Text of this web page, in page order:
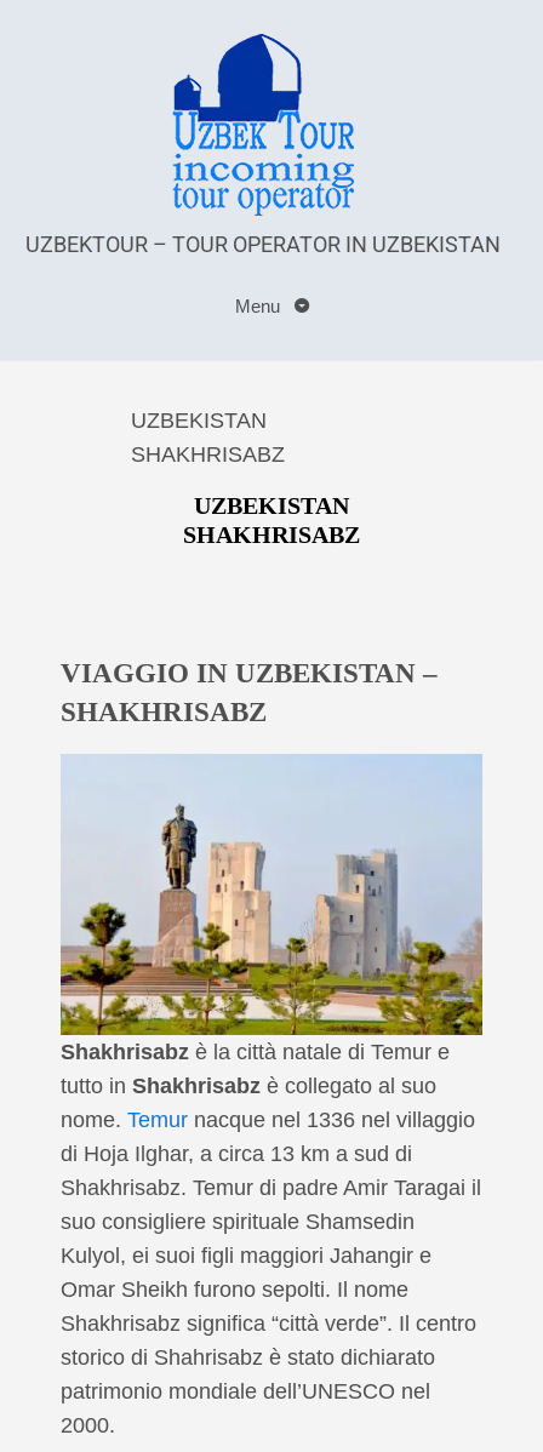
UZBEKTOUR – TOUR OPERATOR IN UZBEKISTAN
Menu
UZBEKISTAN
SHAKHRISABZ
UZBEKISTAN
SHAKHRISABZ
VIAGGIO IN UZBEKISTAN –
SHAKHRISABZ
Shakhrisabz è la città natale di Temur e
tutto inShakhrisabz è collegato al suo
nome.Temur nacque nel 1336 nel villaggio
di Hoja Ilghar, a circa 13 km a sud di
Shakhrisabz. Temur di padre Amir Taragai il
suo consigliere spirituale Shamsedin
Kulyol, ei suoi figli maggiori Jahangir e
Omar Sheikh furono sepolti. Il nome
Shakhrisabz significa “città verde”. Il centro
storico di Shahrisabz è stato dichiarato
patrimonio mondiale dell’UNESCO nel
2000.